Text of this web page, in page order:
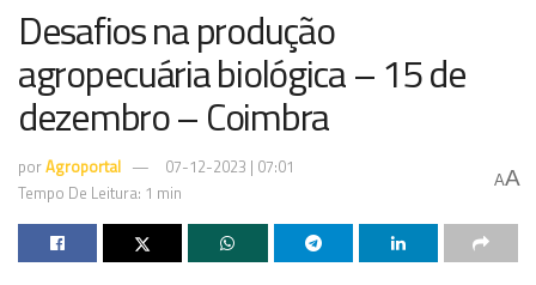
Desafios na produção
agropecuária biológica – 15 de
dezembro – Coimbra
porAgroportal
07-12-2023 | 07:01
Tempo De Leitura: 1 min
AA